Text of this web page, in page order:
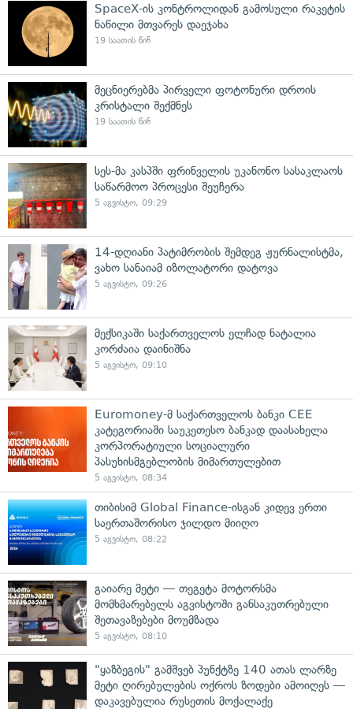
SpaceX-ის კონტროლიდან გამოსული რაკეტის
ნაწილი მთვარეს დაეჯახა
19 საათის წინ
მეცნიერებმა პირველი ფოტონური დროის
კრისტალი შექმნეს
19 საათის წინ
სეს-მა კასპში ფრინველის უკანონო სასაკლაოს
საწარმოო პროცესი შეუჩერა
5 აგვისტო, 09:29
14-დღიანი პატიმრობის შემდეგ ჟურნალისტმა,
ვახო სანაიამ იზოლატორი დატოვა
5 აგვისტო, 09:26
მექსიკაში საქართველოს ელჩად ნატალია
კორძაია დაინიშნა
5 აგვისტო, 09:10
Euromoney-მ საქართველოს ბანკი CEE
კატეგორიაში საუკეთესო ბანკად დაასახელა
კორპორატიული სოციალური
პასუხისმგებლობის მიმართულებით
5 აგვისტო, 08:34
თიბისიმ Global Finance-ისგან კიდევ ერთი
საერთაშორისო ჯილდო მიიღო
5 აგვისტო, 08:22
გაიარე მეტი — თეგეტა მოტორსმა
მომხმარებელს აგვისტოში განსაკუთრებული
შეთავაზებები მოუმზადა
5 აგვისტო, 08:10
"ყაზბეგის" გამშვებ პუნქტზე 140 ათას ლარზე
მეტი ღირებულების ოქროს ზოდები ამოიღეს —
დაკავებულია რუსეთის მოქალაქე